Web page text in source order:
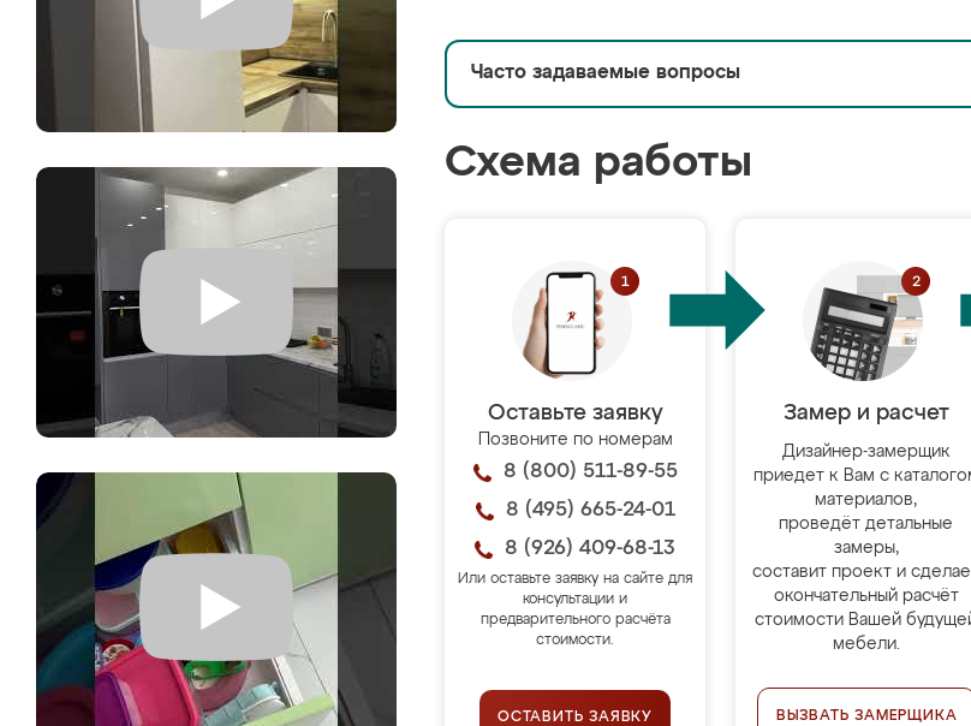
Часто задаваемые вопросы
Схема работы
Оставьте заявку
Позвоните по номерам
8 (800) 511-89-55
8 (495) 665-24-01
8 (926) 409-68-13
Или оставьте заявку на сайте для
консультации и
предварительного расчёта
стоимости.
ОСТАВИТЬ ЗАЯВКУ
Замер и расчет
Дизайнер-замерщик
приедет к Вам с
материалов,
проведёт детальные
замеры,
составит проект и
окончательный расчёт
стоимости Вашей
мебели.
ВЫЗВАТЬ ЗАМЕРЩИКА